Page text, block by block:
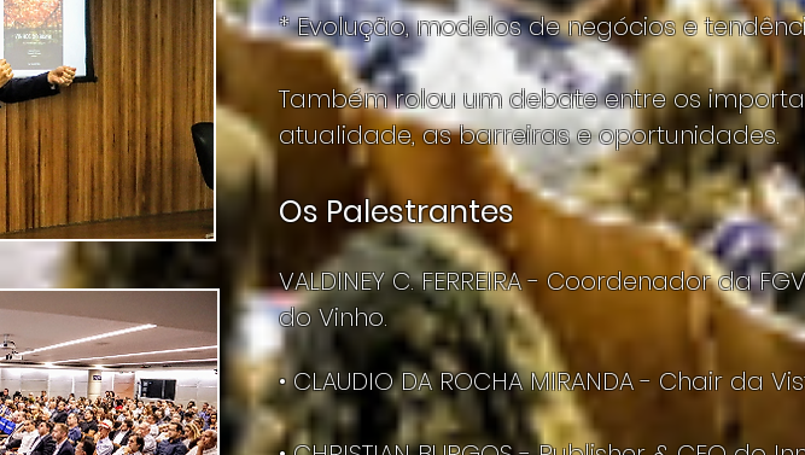
* Evolução, modelos de negócios e
Também rolou um debate entre os
atualidade, as barreiras e oportunidades.
Os Palestrantes
VALDINEY C. FERREIRA - Coordenador da
do Vinho.
• CLAUDIO DA ROCHA MIRANDA - Chair da